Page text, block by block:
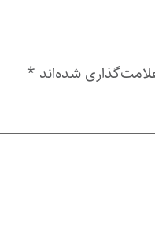
شده‌اند *